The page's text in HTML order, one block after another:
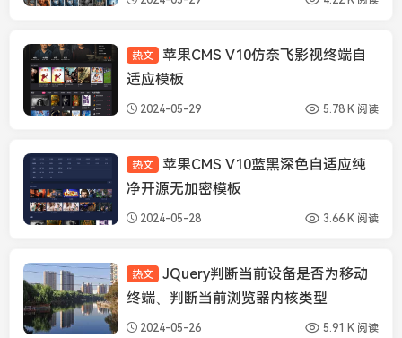
苹果CMS模板
热文
苹果CMS V10仿奈飞影视终端自
适应模板
2024-05-29 5.78 K 阅读
苹果CMS模板
热文
苹果CMS V10蓝黑深色自适应纯
净开源无加密模板
2024-05-28 3.66 K 阅读
JavaScript
热文
JQuery判断当前设备是否为移动
终端、判断当前浏览器内核类型
2024-05-26 5.91 K 阅读